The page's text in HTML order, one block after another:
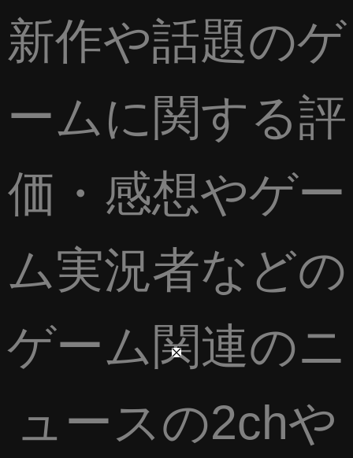
新作や話題のゲ
ームに関する評
価・感想やゲー
ム実況者などの
ゲーム関連のニ
ュースの2chや